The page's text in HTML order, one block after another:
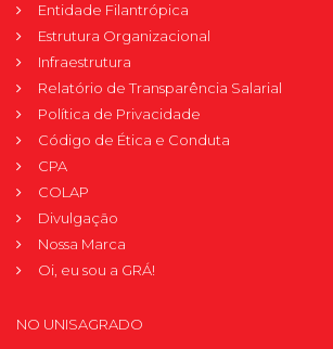
Entidade Filantrópica
Estrutura Organizacional
Infraestrutura
Relatório de Transparência Salarial
Política de Privacidade
Código de Ética e Conduta
CPA
COLAP
Divulgação
Nossa Marca
Oi, eu sou a GRÁ!
NO UNISAGRADO